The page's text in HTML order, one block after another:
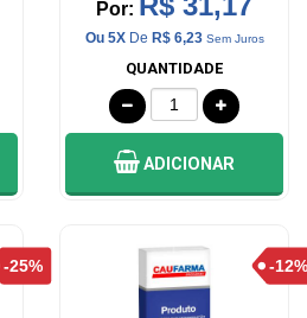
Por:
Ou 5XDe R$ 6,23 Sem Juros
QUANTIDADE
ADICIONAR